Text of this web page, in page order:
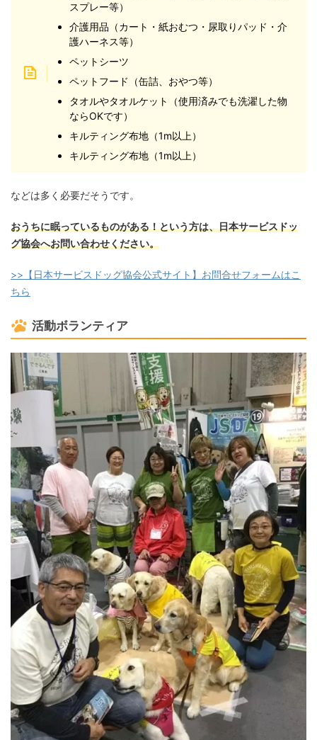
スプレー等）
介護用品（カート・紙おむつ・尿取りパッド・介
護ハーネス等）
ペットシーツ
ペットフード（缶詰、おやつ等）
タオルやタオルケット（使用済みでも洗濯した物
ならOKです）
キルティング布地（1m以上）
キルティング布地（1m以上）
などは多く必要だそうです。
おうちに眠っているものがある！という方は、日本サービスドッ
グ協会へお問い合わせください。
>>【日本サービスドッグ協会公式サイト】お問合せフォームはこ
ちら
活動ボランティア